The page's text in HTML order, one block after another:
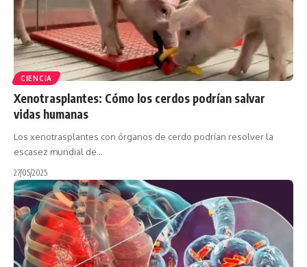
CIENCIA
Xenotrasplantes: Cómo los cerdos podrían salvar
vidas humanas
Los xenotrasplantes con órganos de cerdo podrían resolver la
escasez mundial de…
27/05/2025